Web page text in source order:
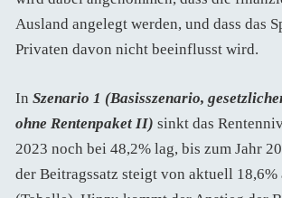
Ausland angelegt werden, und dass das
Privaten davon nicht beeinflusst wird.
In Szenario 1 (Basisszenario,
ohne Rentenpaket II) sinkt das
2023 noch bei 48,2% lag, bis zum Jahr
der Beitragssatz steigt von aktuell 18,6%